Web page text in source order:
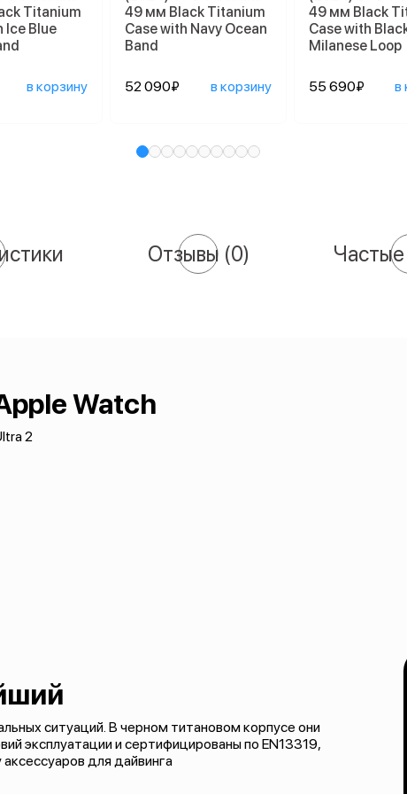
Titanium
Ice Blue
в корзину
49 мм Black Titanium
Case with Navy Ocean
Band
52 090₽ в корзину
49 мм Black
Case with
Milanese Loop
55 690₽ в
Отзывы (0)
Watch
2
ситуаций. В черном титановом корпусе они
эксплуатации и сертифицированы по EN13319,
для дайвинга